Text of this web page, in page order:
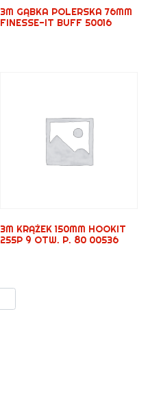
3M GĄBKA POLERSKA 76MM
FINESSE-IT BUFF 50016
3M KRĄŻEK 150MM HOOKIT
255P 9 OTW. P. 80 00536